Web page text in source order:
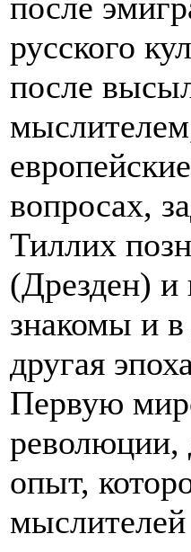
после
русского
после
вопросах,
Тиллих
(Дрезден)
знакомы и
другая
Первую
революции,
опыт,